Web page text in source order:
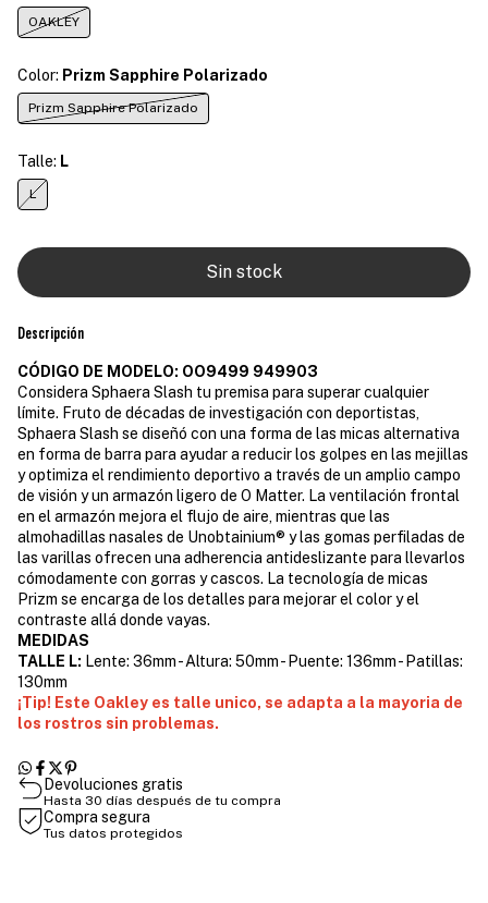
OAKLEY
Color: Prizm Sapphire Polarizado
Prizm Sapphire Polarizado
Talle: L
L
Descripción
CÓDIGO DE MODELO: OO9499 949903
Considera Sphaera Slash tu premisa para superar cualquier
límite. Fruto de décadas de investigación con deportistas,
Sphaera Slash se diseñó con una forma de las micas alternativa
en forma de barra para ayudar a reducir los golpes en las mejillas
y optimiza el rendimiento deportivo a través de un amplio campo
de visión y un armazón ligero de O Matter. La ventilación frontal
en el armazón mejora el flujo de aire, mientras que las
almohadillas nasales de Unobtainium® y las gomas perfiladas de
las varillas ofrecen una adherencia antideslizante para llevarlos
cómodamente con gorras y cascos. La tecnología de micas
Prizm se encarga de los detalles para mejorar el color y el
contraste allá donde vayas.
MEDIDAS
TALLE L: Lente: 36mm - Altura: 50mm - Puente: 136mm - Patillas:
130mm
¡Tip! Este Oakley es talle unico, se adapta a la mayoria de
los rostros sin problemas.
Devoluciones gratis
Hasta 30 días después de tu compra
Compra segura
Tus datos protegidos